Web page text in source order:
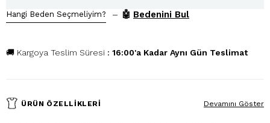
Hangi Beden Seçmeliyim? – 🤖 Bedenini Bul
🚚 Kargoya Teslim Süresi : 16:00'a Kadar Aynı Gün Teslimat
ÜRÜN ÖZELLIKLERI Devamını Göster